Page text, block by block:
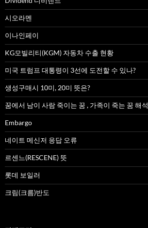
시오라멘
이나인페이
KG모빌리티(KGM) 자동차 수출 현황
미국 트럼프 대통령이 3선에 도전할 수 있나?
생성구매시 10미, 20미 뜻은?
꿈에서 남이 사람 죽이는 꿈 , 가족이 죽는 꿈 해석
Embargo
네이트 메신저 응답 오류
르센느(RESCENE) 뜻
롯데 보일러
크림(크름)반도